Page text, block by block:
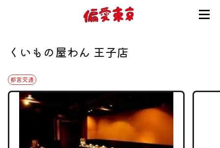
使い方
ログイン
会員登録
くいもの屋わん 王子店
都営交通